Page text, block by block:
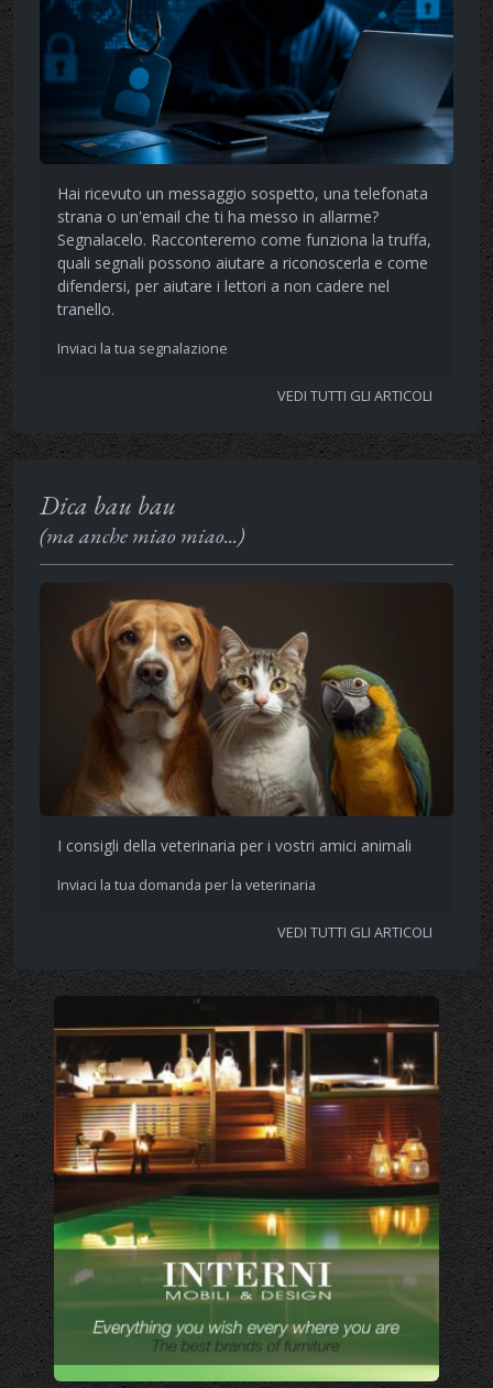
Hai ricevuto un messaggio sospetto, una telefonata
strana o un'email che ti ha messo in allarme?
Segnalacelo. Racconteremo come funziona la truffa,
quali segnali possono aiutare a riconoscerla e come
difendersi, per aiutare i lettori a non cadere nel
tranello.
Inviaci la tua segnalazione
VEDI TUTTI GLI ARTICOLI
Dica bau bau
(ma anche miao miao...)
I consigli della veterinaria per i vostri amici animali
Inviaci la tua domanda per la veterinaria
VEDI TUTTI GLI ARTICOLI